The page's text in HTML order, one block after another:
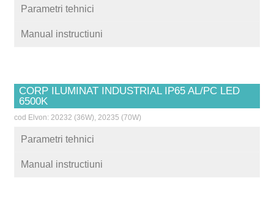
Parametri tehnici
Manual instructiuni
CORP ILUMINAT INDUSTRIAL IP65 AL/PC LED
6500K
cod Elvon: 20232 (36W), 20235 (70W)
Parametri tehnici
Manual instructiuni